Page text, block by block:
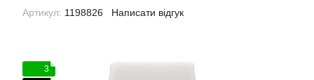
Артикул: 1198826 Написати відгук
3